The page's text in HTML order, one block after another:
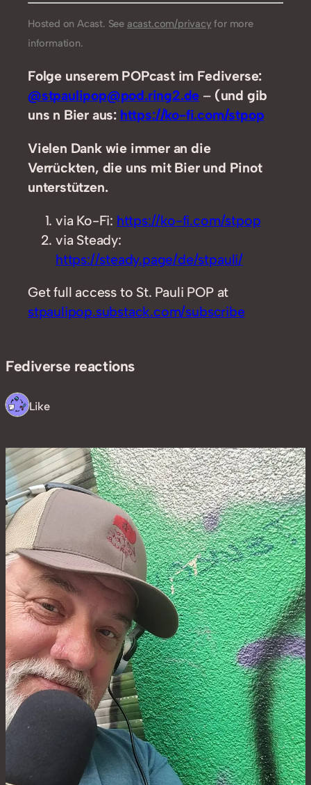
Hosted on Acast. See acast.com/privacy for more
information.
Folge unserem POPcast im Fediverse:
@stpaulipop@pod.ring2.de – (und gib
uns n Bier aus: https://ko-fi.com/stpop
Vielen Dank wie immer an die
Verrückten, die uns mit Bier und Pinot
unterstützen.
via Ko-Fi: https://ko-fi.com/stpop
via Steady:
https://steady.page/de/stpauli/
Get full access to St. Pauli POP at
stpaulipop.substack.com/subscribe
Fediverse reactions
1 Like